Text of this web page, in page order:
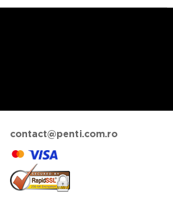
contact@penti.com.ro